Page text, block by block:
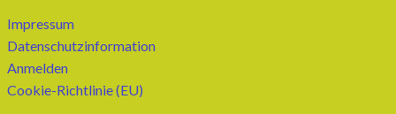
Impressum
Datenschutzinformation
Anmelden
Cookie-Richtlinie (EU)